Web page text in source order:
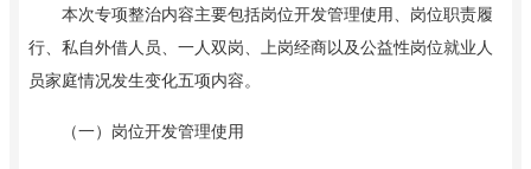
本次专项整治内容主要包括岗位开发管理使用、岗位职责履
行、私自外借人员、一人双岗、上岗经商以及公益性岗位就业人
员家庭情况发生变化五项内容。
（一）岗位开发管理使用